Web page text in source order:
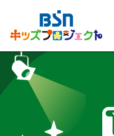
SDGs de
はぐくむコラム